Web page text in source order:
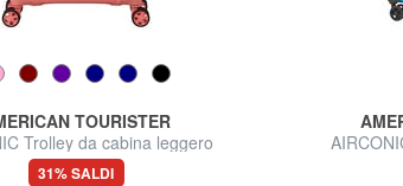
TOURISTER
Trolley da cabina leggero
31% SALDI